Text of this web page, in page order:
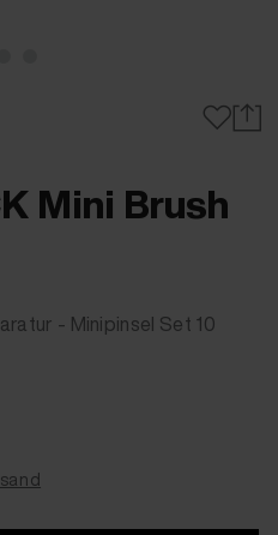
Mini Brush
- Minipinsel Set 10